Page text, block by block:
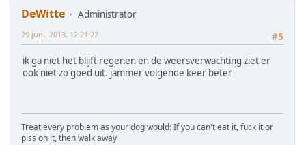
DeWitte
Administrator
#5
29 juni, 2013, 12:21:22
ik ga niet het blijft regenen en de weersverwachting ziet er
ook niet zo goed uit. jammer volgende keer beter
Treat every problem as your dog would: If you can't eat it, fuck it or
piss on it, then walk away